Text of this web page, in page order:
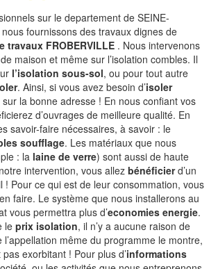
sur le departement de SEINE-
fournissons des travaux dignes de
travaux FROBERVILLE . Nous intervenons
maison et même sur l’isolation combles. Il
l’isolation sous-sol, ou pour tout autre
. Ainsi, si vous avez besoin d’isoler
sur la bonne adresse ! En nous confiant vos
d’ouvrages de meilleure qualité. En
savoir-faire nécessaires, à savoir : le
soufflage. Les matériaux que nous
: la laine de verre) sont aussi de haute
intervention, vous allez bénéficierd’un
! Pour ce qui est de leur consommation, vous
faire. Le système que nous installerons au
vous permettra plus d’economies energie.
le prix isolation, il n’y a aucune raison de
l’appellation même du programme le montre,
pas exorbitant ! Pour plus d’informations